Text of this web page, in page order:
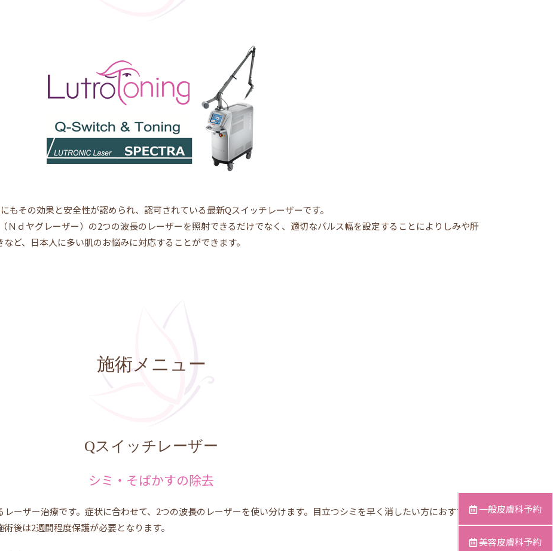
一般皮膚科予約
美容皮膚科予約
もその効果と安全性が認められ、認可されている最新Qスイッチレーザーです。
Ｎｄヤグレーザー）の2つの波長のレーザーを照射できるだけでなく、適切なパルス幅を設定することによりしみや肝
ど、日本人に多い肌のお悩みに対応することができます。
施術メニュー
Qスイッチレーザー
シミ・そばかすの除去
ーザー治療です。症状に合わせて、2つの波長のレーザーを使い分けます。目立つシミを早く消したい方におすすめで
後は2週間程度保護が必要となります。